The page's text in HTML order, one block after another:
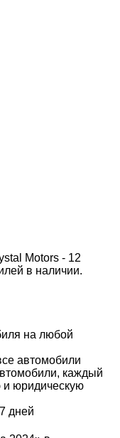
Motors - 12
в наличии.
на любой
автомобили
каждый
и юридическую
дней